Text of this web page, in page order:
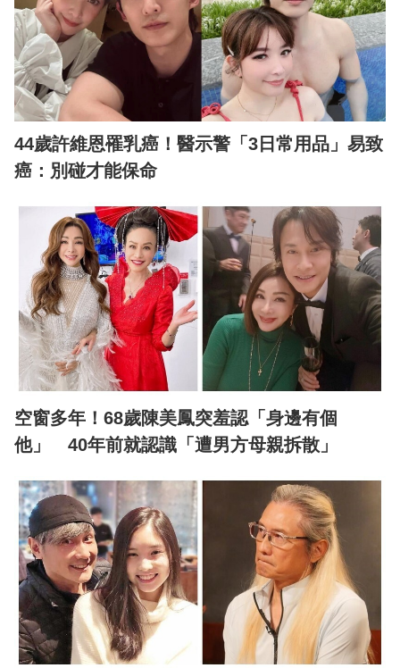
44歲許維恩罹乳癌！醫示警「3日常用品」易致
癌：別碰才能保命
空窗多年！68歲陳美鳳突羞認「身邊有個
他」 40年前就認識「遭男方母親拆散」